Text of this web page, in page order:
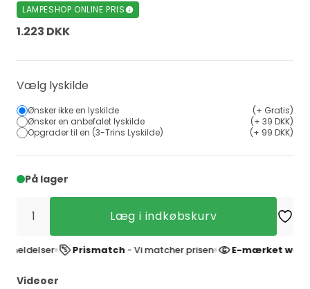
LAMPESHOP ONLINE PRIS
1.223 DKK
Vælg lyskilde
Ønsker ikke en lyskilde
(+ Gratis)
Ønsker en anbefalet lyskilde
(+ 39 DKK)
Opgrader til en (3-Trins Lyskilde)
(+ 99 DKK)
På lager
Læg i indkøbskurv
Prismatch- Vi matcher prisen E-mærket webshop
Videoer